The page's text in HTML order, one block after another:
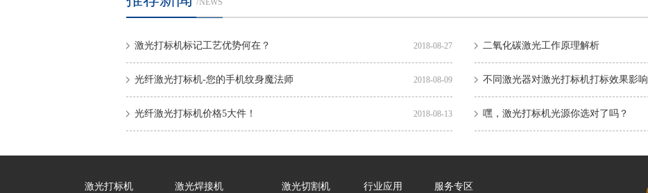
/ NEWS
激光打标机标记工艺优势何在？ 2018-08-27 二氧化碳激光工作原理解析
光纤激光打标机-您的手机纹身魔法师 2018-08-09 不同激光器对激光打标机打标效果影响
光纤激光打标机价格5大件！ 2018-08-13 嘿，激光打标机光源你选对了吗？
激光打标机 激光焊接机 激光切割机 行业应用 服务专区